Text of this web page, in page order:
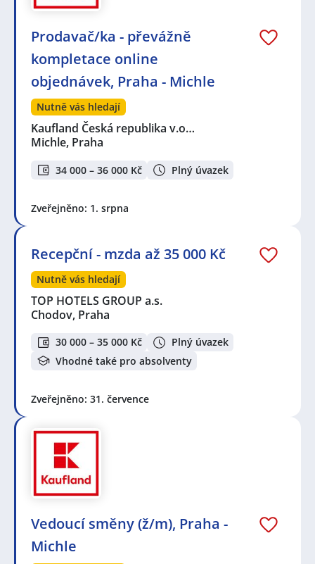
Prodavač/ka - převážně
kompletace online
objednávek, Praha - Michle
Nutně vás hledají
Kaufland Česká republika v.o…
Michle, Praha
34 000 – 36 000 Kč Plný úvazek
Zveřejněno: 1. srpna
Recepční - mzda až 35 000 Kč
Nutně vás hledají
TOP HOTELS GROUP a.s.
Chodov, Praha
30 000 – 35 000 Kč
Plný úvazek
Vhodné také pro absolventy
Zveřejněno: 31. července
Vedoucí směny (ž/m), Praha -
Michle